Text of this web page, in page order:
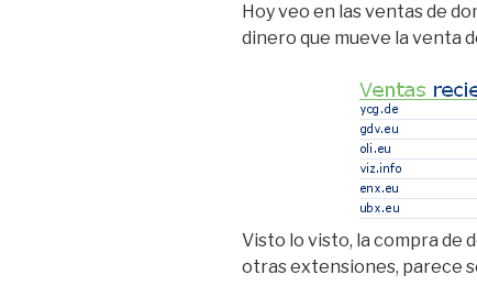
Hoy veo en las ventas de
dinero que mueve la venta
Visto lo visto, la compra de
otras extensiones, parece